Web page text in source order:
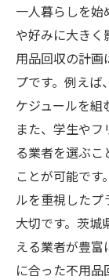
一人暮らしを始
や好みに大きく
用品回収の計画
プです。例え
ケジュールを組
また、学生や
る業者を選ぶこ
ことが可能で
ルを重視した
大切です。茨城
える業者が豊
に合った不用